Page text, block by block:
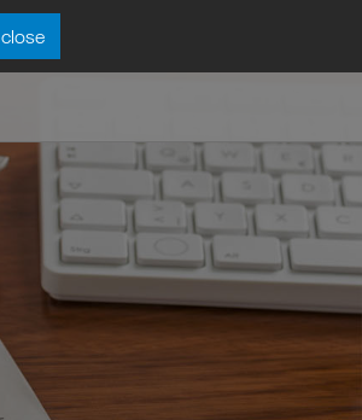
close